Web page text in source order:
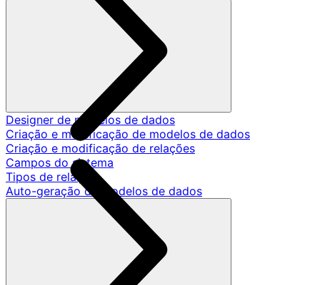
Designer de modelos de dados
Criação e modificação de modelos de dados
Criação e modificação de relações
Campos do sistema
Tipos de relação
Auto-geração de modelos de dados